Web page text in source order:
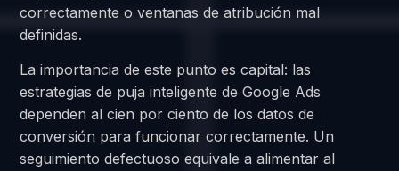
correctamente o ventanas de atribución mal
definidas.
La importancia de este punto es capital: las
estrategias de puja inteligente de Google Ads
dependen al cien por ciento de los datos de
conversión para funcionar correctamente. Un
seguimiento defectuoso equivale a alimentar al